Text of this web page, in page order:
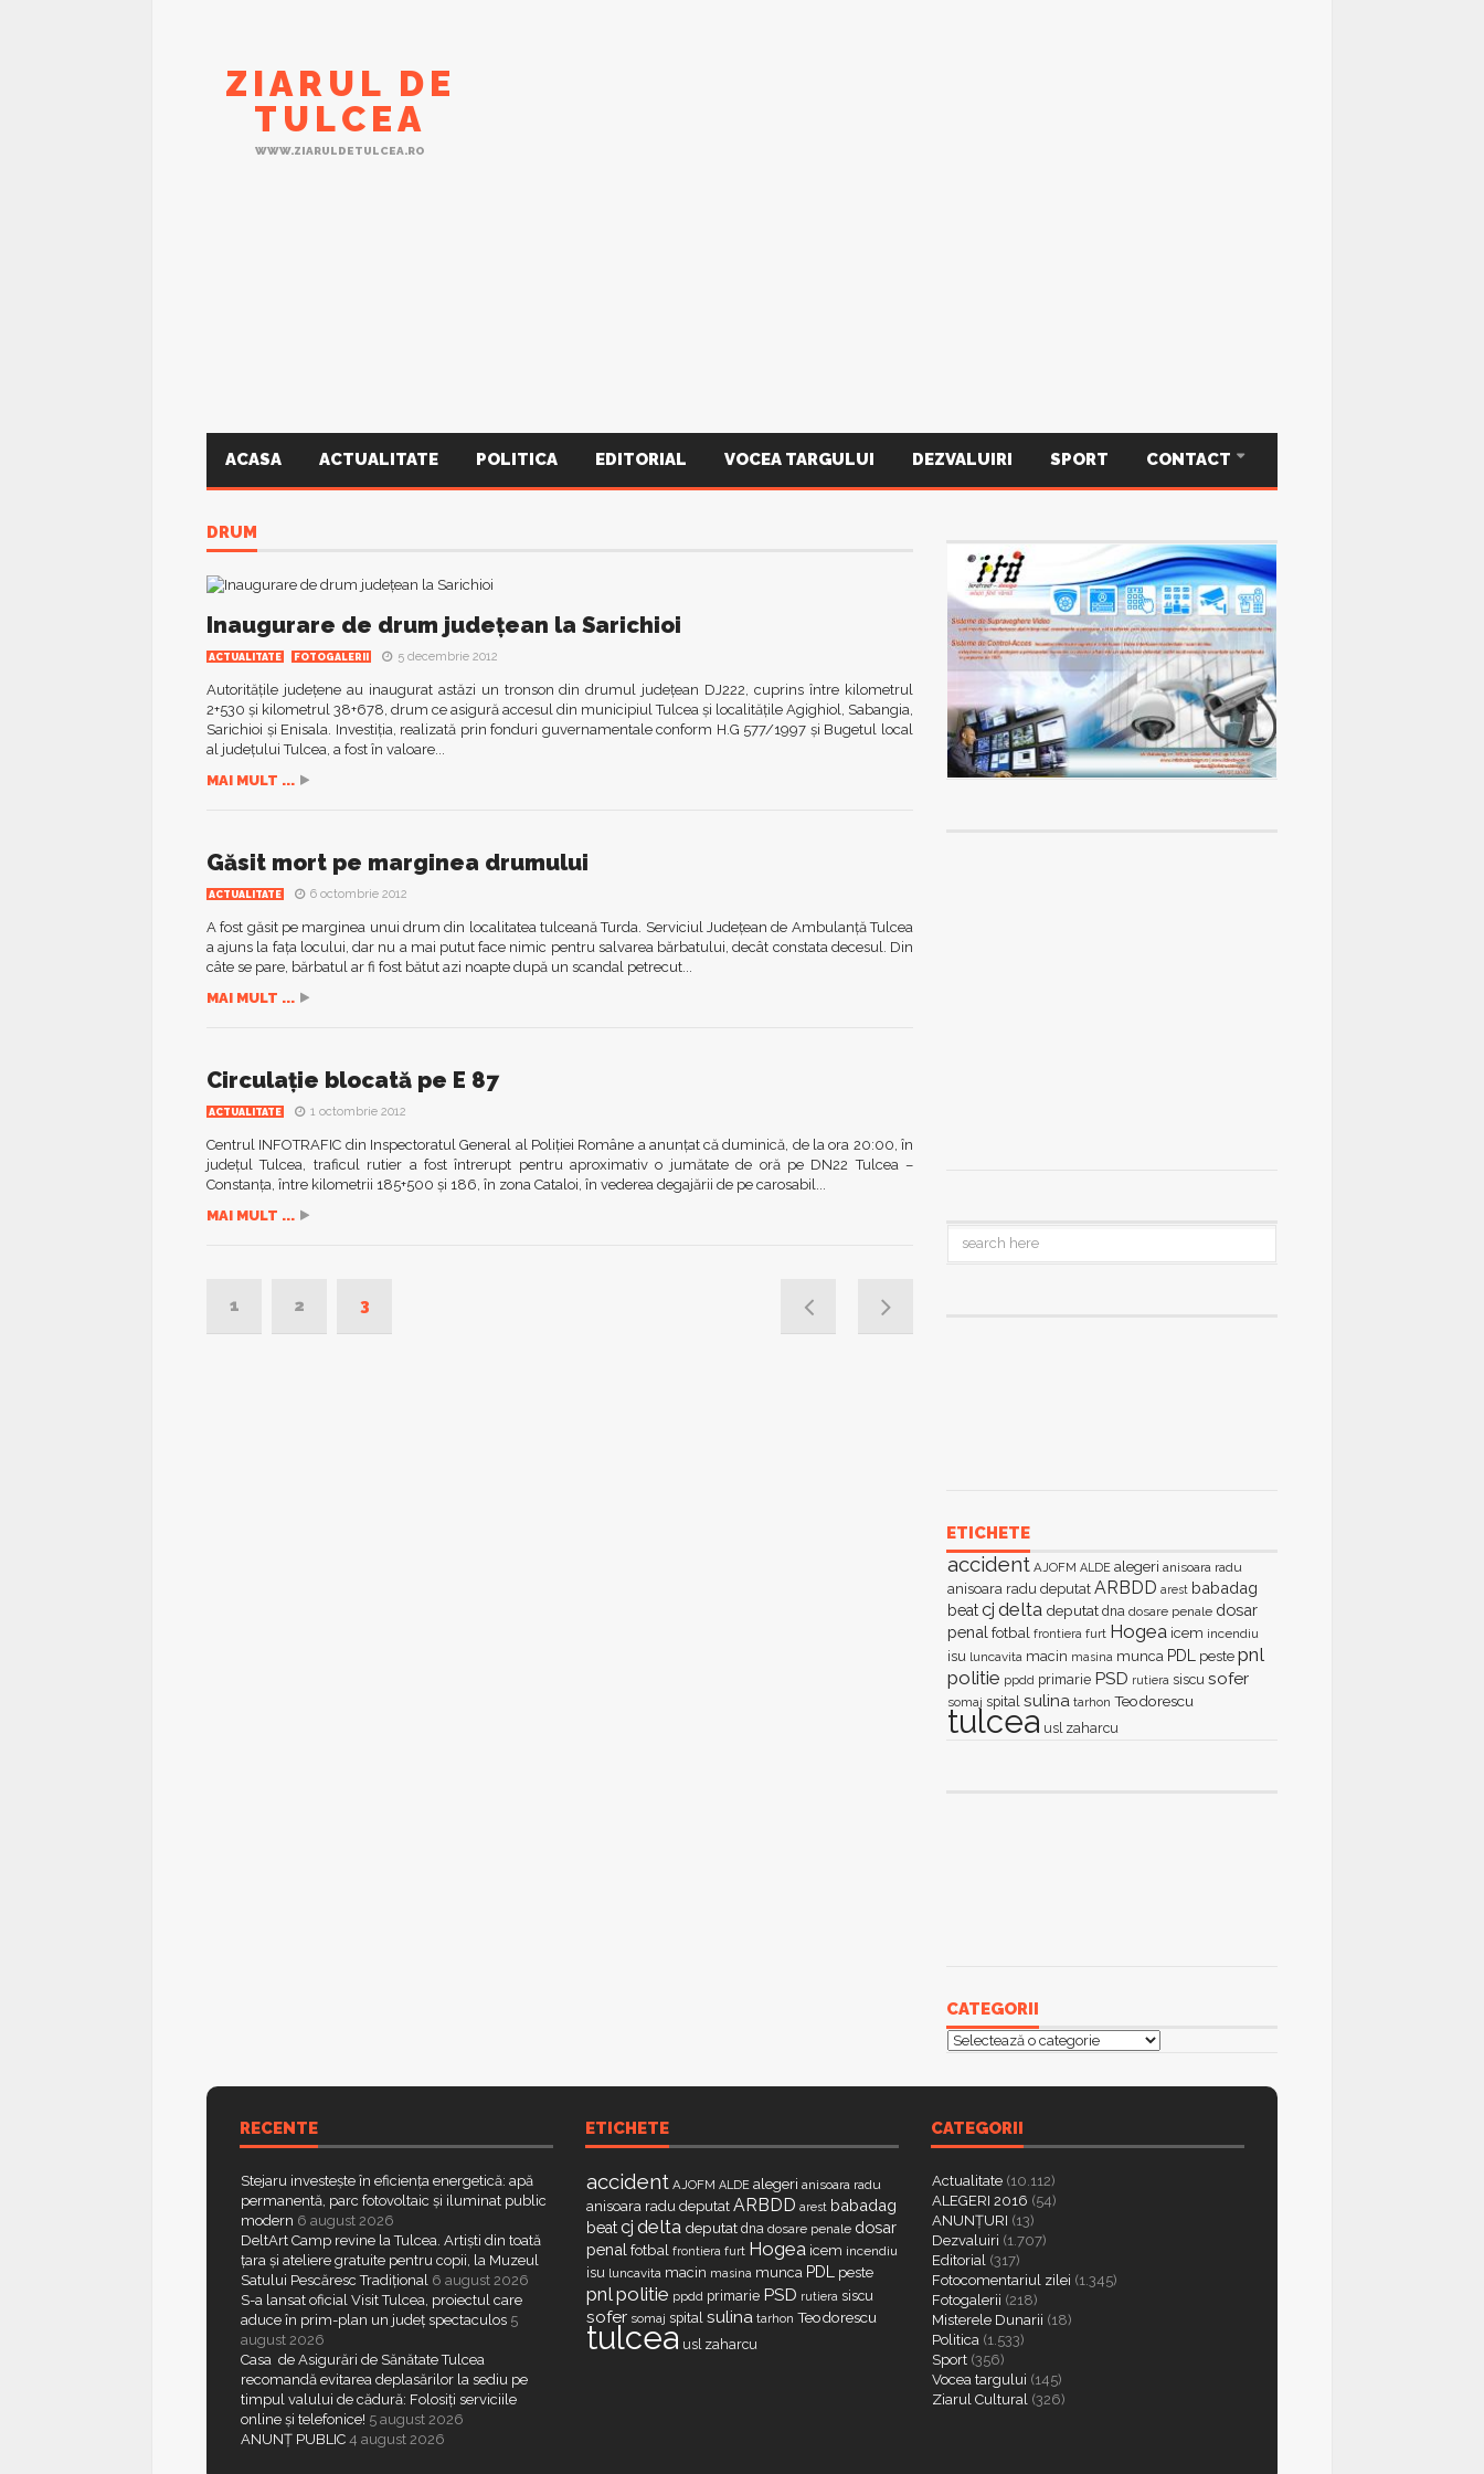
ZIARUL DE
TULCEA
WWW.ZIARULDETULCEA.RO
ACASA ACTUALITATE POLITICA EDITORIAL VOCEA TARGULUI DEZVALUIRI SPORT CONTACT
DRUM
Inaugurare de drum județean la Sarichioi
ACTUALITATE FOTOGALERII 5 decembrie 2012
Autorităţile judeţene au inaugurat astăzi un tronson din drumul judeţean DJ222, cuprins între kilometrul
2+530 şi kilometrul 38+678, drum ce asigură accesul din municipiul Tulcea şi localităţile Agighiol, Sabangia,
Sarichioi şi Enisala. Investiţia, realizată prin fonduri guvernamentale conform H.G 577/1997 şi Bugetul local
al judeţului Tulcea, a fost în valoare...
MAI MULT ...
Găsit mort pe marginea drumului
ACTUALITATE 6 octombrie 2012
A fost găsit pe marginea unui drum din localitatea tulceană Turda. Serviciul Judeţean de Ambulanţă Tulcea
a ajuns la faţa locului, dar nu a mai putut face nimic pentru salvarea bărbatului, decât constata decesul. Din
câte se pare, bărbatul ar fi fost bătut azi noapte după un scandal petrecut...
MAI MULT ...
Circulaţie blocată pe E 87
ACTUALITATE 1 octombrie 2012
Centrul INFOTRAFIC din Inspectoratul General al Poliţiei Române a anunţat că duminică, de la ora 20:00, în
judeţul Tulcea, traficul rutier a fost întrerupt pentru aproximativ o jumătate de oră pe DN22 Tulcea –
Constanţa, între kilometrii 185+500 şi 186, în zona Cataloi, în vederea degajării de pe carosabil...
MAI MULT ...
1 2 3
ETICHETE
accident AJOFM ALDE alegeri anisoara radu
anisoara radu deputat ARBDD arest babadag
beatcj delta deputat dna dosare penale dosar
penal fotbal frontiera furt Hogea icem incendiu
isu luncavita macin masina munca PDL peste pnl
politie ppdd primarie PSD rutiera siscu sofer
somaj spital sulina tarhon Teodorescu
tulcea usl zaharcu
CATEGORII
Categorii
RECENTE
Stejaru investește în eficiența energetică: apă
permanentă, parc fotovoltaic și iluminat public
modern 6 august 2026
DeltArt Camp revine la Tulcea. Artiști din toată
țara și ateliere gratuite pentru copii, la Muzeul
Satului Pescăresc Tradițional 6 august 2026
S-a lansat oficial Visit Tulcea, proiectul care
aduce în prim-plan un județ spectaculos 5
august 2026
Casa de Asigurări de Sănătate Tulcea
recomandă evitarea deplasărilor la sediu pe
timpul valului de cădură: Folosiți serviciile
online și telefonice! 5 august 2026
ANUNȚ PUBLIC 4 august 2026
ETICHETE
accident AJOFM ALDE alegeri anisoara radu
anisoara radu deputat ARBDD arest babadag
beatcj delta deputat dna dosare penale dosar
penal fotbal frontiera furt Hogea icem incendiu
isu luncavita macin masina munca PDL peste
pnl politie ppdd primarie PSD rutiera siscu
sofer somaj spital sulina tarhon Teodorescu
tulcea usl zaharcu
CATEGORII
Actualitate (10.112)
ALEGERI 2016 (54)
ANUNȚURI (13)
Dezvaluiri (1.707)
Editorial (317)
Fotocomentariul zilei (1.345)
Fotogalerii (218)
Misterele Dunarii (18)
Politica (1.533)
Sport (356)
Vocea targului (145)
Ziarul Cultural (326)